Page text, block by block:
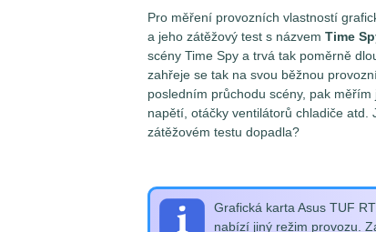
Pro měření provozních vlastností
a jeho zátěžový test s názvem Time
scény Time Spy a trvá tak poměrně
zahřeje se tak na svou běžnou
posledním průchodu scény, pak
napětí, otáčky ventilátorů chladiče atd.
zátěžovém testu dopadla?
Grafická karta Asus TUF
nabízí jiný režim provozu.